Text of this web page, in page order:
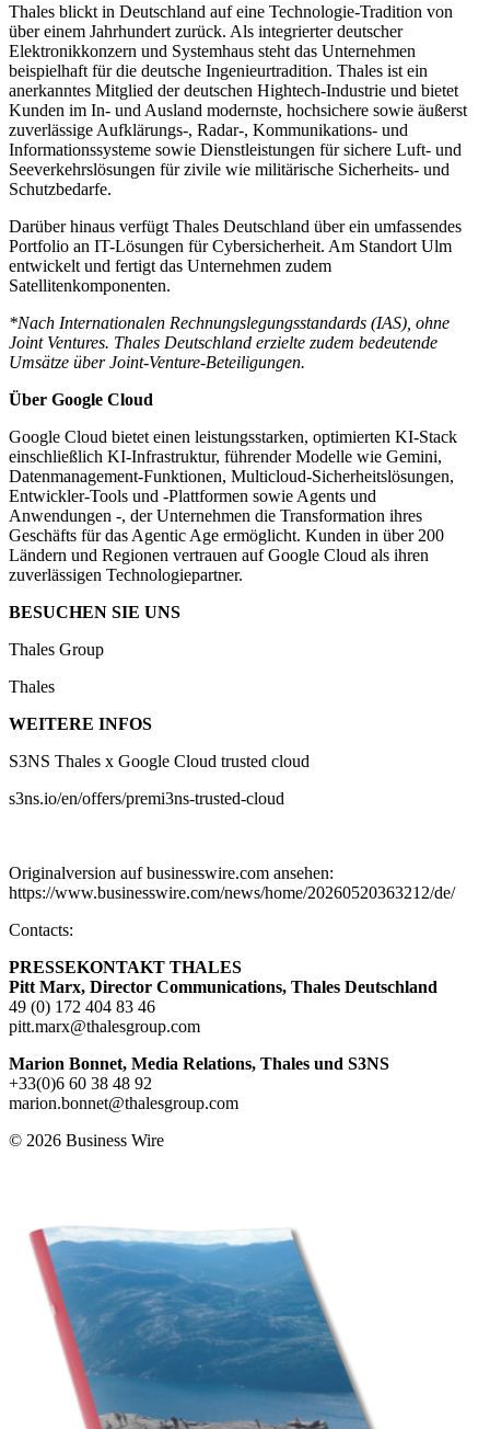
Thales blickt in Deutschland auf eine Technologie-Tradition von
über einem Jahrhundert zurück. Als integrierter deutscher
Elektronikkonzern und Systemhaus steht das Unternehmen
beispielhaft für die deutsche Ingenieurtradition. Thales ist ein
anerkanntes Mitglied der deutschen Hightech-Industrie und bietet
Kunden im In- und Ausland modernste, hochsichere sowie äußerst
zuverlässige Aufklärungs-, Radar-, Kommunikations- und
Informationssysteme sowie Dienstleistungen für sichere Luft- und
Seeverkehrslösungen für zivile wie militärische Sicherheits- und
Schutzbedarfe.
Darüber hinaus verfügt Thales Deutschland über ein umfassendes
Portfolio an IT-Lösungen für Cybersicherheit. Am Standort Ulm
entwickelt und fertigt das Unternehmen zudem
Satellitenkomponenten.
*Nach Internationalen Rechnungslegungsstandards (IAS), ohne
Joint Ventures. Thales Deutschland erzielte zudem bedeutende
Umsätze über Joint-Venture-Beteiligungen.
Über Google Cloud
Google Cloud bietet einen leistungsstarken, optimierten KI-Stack
einschließlich KI-Infrastruktur, führender Modelle wie Gemini,
Datenmanagement-Funktionen, Multicloud-Sicherheitslösungen,
Entwickler-Tools und -Plattformen sowie Agents und
Anwendungen -, der Unternehmen die Transformation ihres
Geschäfts für das Agentic Age ermöglicht. Kunden in über 200
Ländern und Regionen vertrauen auf Google Cloud als ihren
zuverlässigen Technologiepartner.
BESUCHEN SIE UNS
Thales Group
Thales
WEITERE INFOS
S3NS Thales x Google Cloud trusted cloud
s3ns.io/en/offers/premi3ns-trusted-cloud
Originalversion auf businesswire.com ansehen:
https://www.businesswire.com/news/home/20260520363212/de/
Contacts:
PRESSEKONTAKT THALES
Pitt Marx, Director Communications, Thales Deutschland
49 (0) 172 404 83 46
pitt.marx@thalesgroup.com
Marion Bonnet, Media Relations, Thales und S3NS
+33(0)6 60 38 48 92
marion.bonnet@thalesgroup.com
© 2026 Business Wire